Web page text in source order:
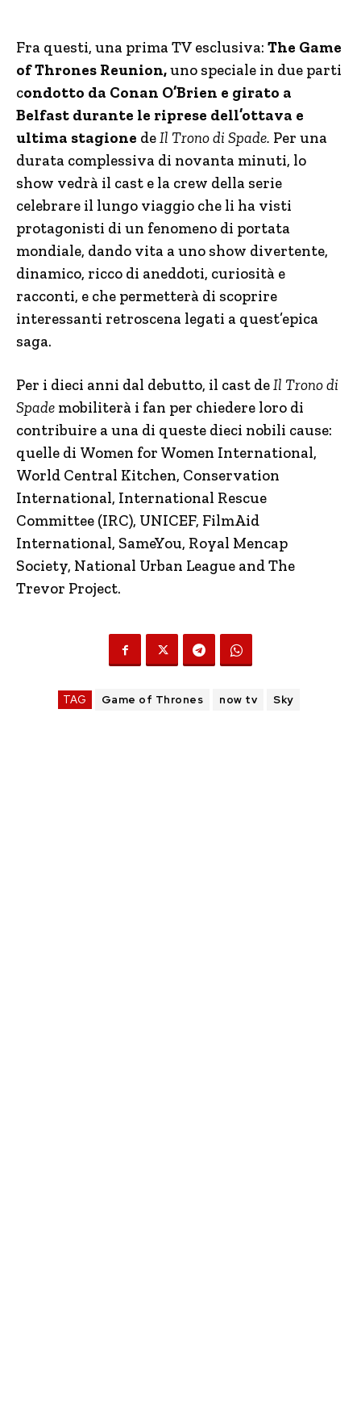
Fra questi, una prima TV esclusiva: The Game
of Thrones Reunion,uno speciale in due parti
condotto da Conan O’Brien e girato a
Belfast durante le riprese dell’ottava e
ultima stagione deIl Trono di Spade. Per una
durata complessiva di novanta minuti, lo
show vedrà il cast e la crew della serie
celebrare il lungo viaggio che li ha visti
protagonisti di un fenomeno di portata
mondiale, dando vita a uno show divertente,
dinamico, ricco di aneddoti, curiosità e
racconti, e che permetterà di scoprire
interessanti retroscena legati a quest’epica
saga.
Per i dieci anni dal debutto, il cast deIl Trono di
Spade mobiliterà i fan per chiedere loro di
contribuire a una di queste dieci nobili cause:
quelle di Women for Women International,
World Central Kitchen, Conservation
International, International Rescue
Committee (IRC), UNICEF, FilmAid
International, SameYou, Royal Mencap
Society, National Urban League and The
Trevor Project.
TAG Game of Thrones now tv Sky